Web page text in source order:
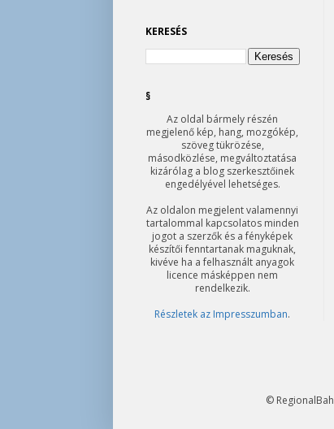
KERESÉS
§
Az oldal bármely részén
megjelenő kép, hang, mozgókép,
szöveg tükrözése,
másodközlése, megváltoztatása
kizárólag a blog szerkesztőinek
engedélyével lehetséges.
Az oldalon megjelent valamennyi
tartalommal kapcsolatos minden
jogot a szerzők és a fényképek
készítői fenntartanak maguknak,
kivéve ha a felhasznált anyagok
licence másképpen nem
rendelkezik.
Részletek az Impresszumban.
©